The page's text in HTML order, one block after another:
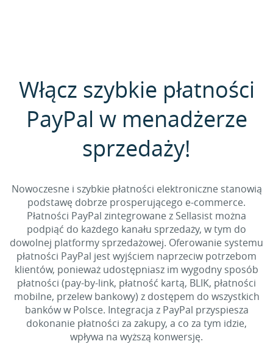
Włącz szybkie płatności
PayPal w menadżerze
sprzedaży!
Nowoczesne i szybkie płatności elektroniczne stanowią
podstawę dobrze prosperującego e-commerce.
Płatności PayPal zintegrowane z Sellasist można
podpiąć do każdego kanału sprzedaży, w tym do
dowolnej platformy sprzedażowej. Oferowanie systemu
płatności PayPal jest wyjściem naprzeciw potrzebom
klientów, ponieważ udostępniasz im wygodny sposób
płatności (pay-by-link, płatność kartą, BLIK, płatności
mobilne, przelew bankowy) z dostępem do wszystkich
banków w Polsce. Integracja z PayPal przyspiesza
dokonanie płatności za zakupy, a co za tym idzie,
wpływa na wyższą konwersję.